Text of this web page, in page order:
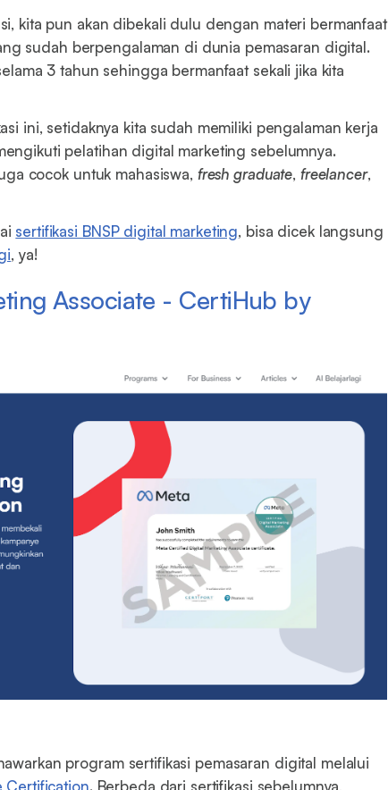
kita pun akan dibekali dulu dengan materi bermanfaat
sudah berpengalaman di dunia pemasaran digital.
3 tahun sehingga bermanfaat sekali jika kita
ini, setidaknya kita sudah memiliki pengalaman kerja
pelatihan digital marketing sebelumnya.
cocok untuk mahasiswa, fresh graduate, freelancer,
sertifikasi BNSP digital marketing, bisa dicek langsung
, ya!
Associate - CertiHub by
program sertifikasi pemasaran digital melalui
Certification. Berbeda dari sertifikasi sebelumnya,